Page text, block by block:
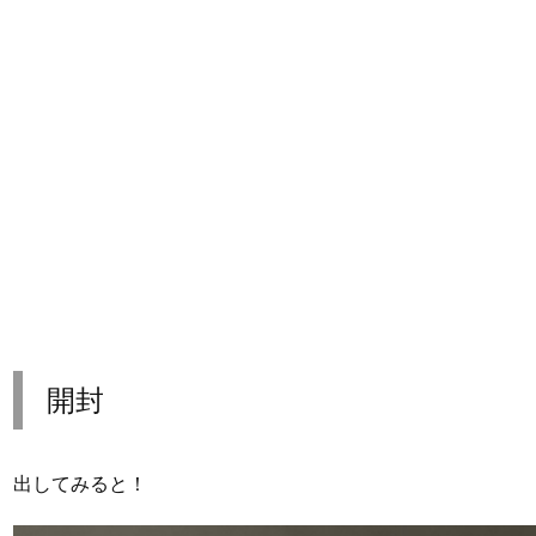
開封
出してみると！